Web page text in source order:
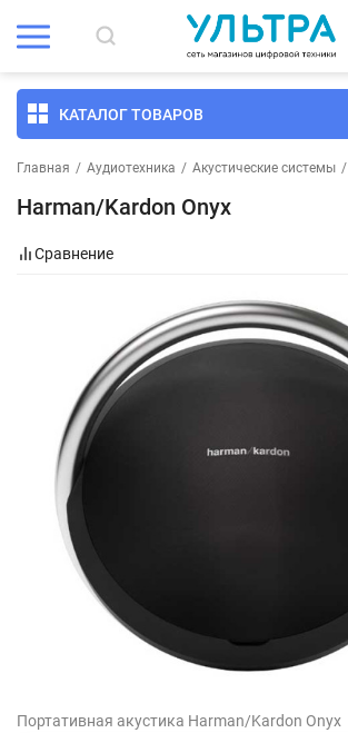
КАТАЛОГ ТОВАРОВ
Главная / Аудиотехника / Акустические системы /
Harman/Kardon Onyx
Сравнение
Портативная акустика Harman/Kardon Onyx